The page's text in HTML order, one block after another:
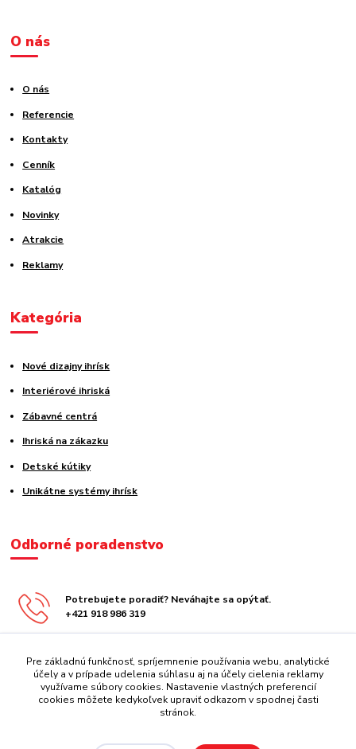
O nás
O nás
Referencie
Kontakty
Cenník
Katalóg
Novinky
Atrakcie
Reklamy
Kategória
Nové dizajny ihrísk
Interiérové ihriská
Zábavné centrá
Ihriská na zákazku
Detské kútiky
Unikátne systémy ihrísk
Odborné poradenstvo
Potrebujete poradiť? Neváhajte sa opýtať.
+421 918 986 319
obchod@centrazabavy.sk
Pre základnú funkčnosť, spríjemnenie používania webu, analytické
účely a v prípade udelenia súhlasu aj na účely cielenia reklamy
využívame súbory cookies. Nastavenie vlastných preferencií
cookies môžete kedykoľvek upraviť odkazom v spodnej časti
stránok.